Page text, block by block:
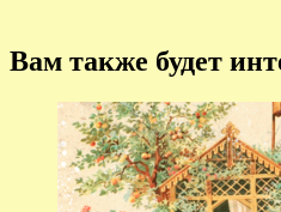
Вам также будет